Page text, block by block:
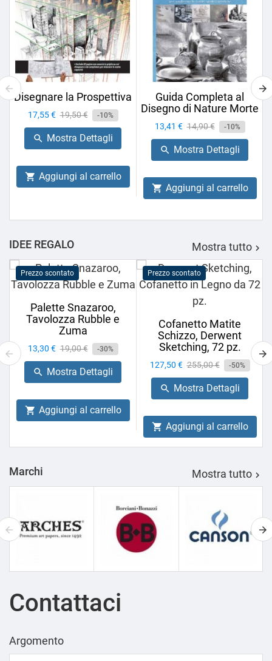
Disegnare la Prospettiva
Prezzo
17,55 € Prezzo
base
19,50 € -10%
 Mostra Dettagli
 Aggiungi al carrello
Guida Completa al
Disegno di Nature Morte
Prezzo
13,41 € Prezzo
base
14,90 € -10%
 Mostra Dettagli
 Aggiungi al carrello
IDEE REGALO Mostra tutto 
Prezzo scontato
Palette Snazaroo,
Tavolozza Rubble e
Zuma
Prezzo
13,30 € Prezzo
base
19,00 € -30%
 Mostra Dettagli
 Aggiungi al carrello
Prezzo scontato
Cofanetto Matite
Schizzo, Derwent
Sketching, 72 pz.
Prezzo
127,50 € Prezzo
base
255,00 € -50%
 Mostra Dettagli
 Aggiungi al carrello
Marchi Mostra tutto 
Contattaci
Argomento